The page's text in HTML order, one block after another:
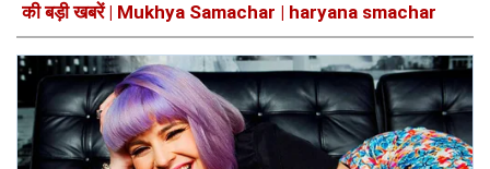
की बड़ी खबरें | Mukhya Samachar | haryana smachar